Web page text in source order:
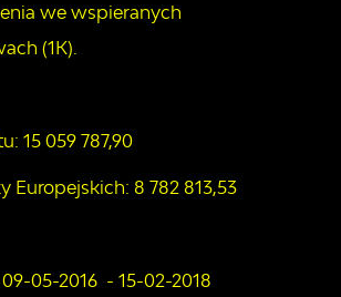
we wspieranych
(1K).
15 059 787,90
Europejskich: 8 782 813,53
05-2016 - 15-02-2018